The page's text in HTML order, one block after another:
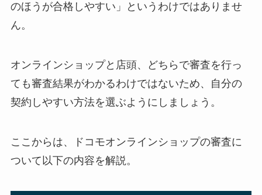
のほうが合格しやすい」というわけではありませ
ん。
オンラインショップと店頭、どちらで審査を行っ
ても審査結果がわかるわけではないため、自分の
契約しやすい方法を選ぶようにしましょう。
ここからは、ドコモオンラインショップの審査に
ついて以下の内容を解説。